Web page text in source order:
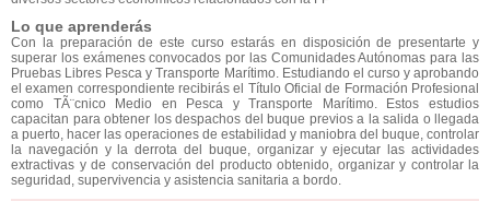
Lo que aprenderás
Con la preparación de este curso estarás en disposición de presentarte y
superar los exámenes convocados por las Comunidades Autónomas para las
Pruebas Libres Pesca y Transporte Marítimo. Estudiando el curso y aprobando
el examen correspondiente recibirás el Título Oficial de Formación Profesional
como TÃ¨cnico Medio en Pesca y Transporte Marítimo. Estos estudios
capacitan para obtener los despachos del buque previos a la salida o llegada
a puerto, hacer las operaciones de estabilidad y maniobra del buque, controlar
la navegación y la derrota del buque, organizar y ejecutar las actividades
extractivas y de conservación del producto obtenido, organizar y controlar la
seguridad, supervivencia y asistencia sanitaria a bordo.